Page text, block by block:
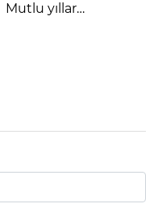
yıllar…